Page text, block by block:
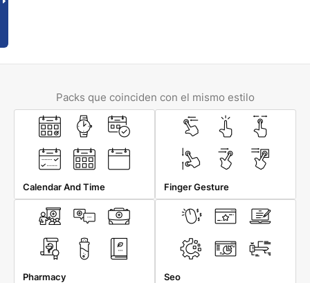
Packs que coinciden con el mismo estilo
Calendar And Time Finger Gesture
Pharmacy Seo